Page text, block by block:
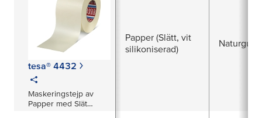
tesa® 4432
Maskeringstejp av
Papper med Slät
Papper (Slätt, vit
silikoniserad)